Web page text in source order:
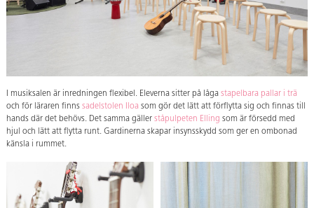
I musiksalen är inredningen flexibel. Eleverna sitter på låga stapelbara pallar i trä
och för läraren finns sadelstolen Iloa som gör det lätt att förflytta sig och finnas till
hands där det behövs. Det samma gäller ståpulpeten Elling som är försedd med
hjul och lätt att flytta runt. Gardinerna skapar insynsskydd som ger en ombonad
känsla i rummet.